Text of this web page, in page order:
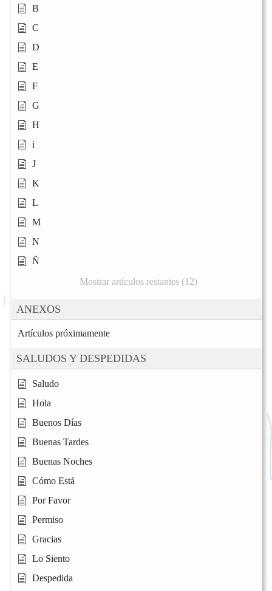
B
C
D
E
F
G
H
i
J
K
L
M
N
Ñ
Mostrar artículos restantes (12)
ANEXOS
Artículos próximamente
SALUDOS Y DESPEDIDAS
Saludo
Hola
Buenos Días
Buenas Tardes
Buenas Noches
Cómo Está
Por Favor
Permiso
Gracias
Lo Siento
Despedida